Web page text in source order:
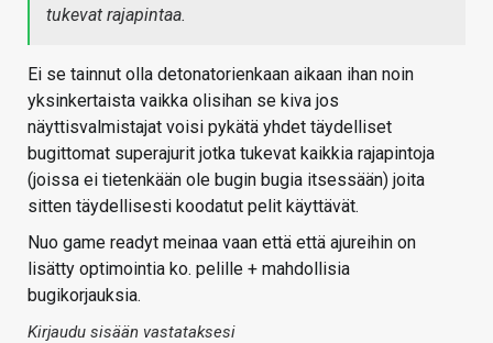
tukevat rajapintaa.
Ei se tainnut olla detonatorienkaan aikaan ihan noin
yksinkertaista vaikka olisihan se kiva jos
näyttisvalmistajat voisi pykätä yhdet täydelliset
bugittomat superajurit jotka tukevat kaikkia rajapintoja
(joissa ei tietenkään ole bugin bugia itsessään) joita
sitten täydellisesti koodatut pelit käyttävät.
Nuo game readyt meinaa vaan että että ajureihin on
lisätty optimointia ko. pelille + mahdollisia
bugikorjauksia.
Kirjaudu sisään vastataksesi